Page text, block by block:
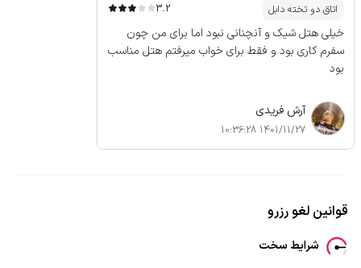
اتاق دو تخته دابل 3.2
خیلی هتل شیک و آنچنانی نبود اما برای من چون
سفرم کاری بود و فقط برای خواب میرفتم هتل مناسب
بود
آرش فریدی
1401/11/27 10:36:28
قوانین لغو رزرو
شرایط سخت